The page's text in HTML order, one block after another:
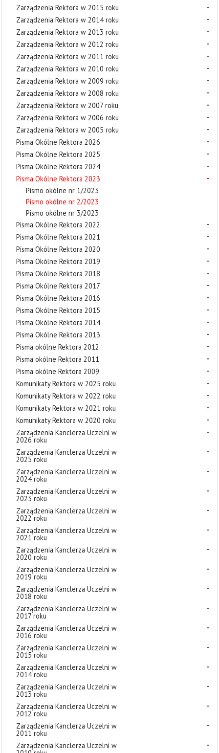
Zarządzenia Rektora w 2015 roku
Zarządzenia Rektora w 2014 roku
Zarządzenia Rektora w 2013 roku
Zarządzenia Rektora w 2012 roku
Zarządzenia Rektora w 2011 roku
Zarządzenia Rektora w 2010 roku
Zarządzenia Rektora w 2009 roku
Zarządzenia Rektora w 2008 roku
Zarządzenia Rektora w 2007 roku
Zarządzenia Rektora w 2006 roku
Zarządzenia Rektora w 2005 roku
Pisma Okólne Rektora 2026
Pisma Okólne Rektora 2025
Pisma Okólne Rektora 2024
Pisma Okólne Rektora 2023
Pismo okólne nr 1/2023
Pismo okólne nr 2/2023
Pismo okólne nr 3/2023
Pisma Okólne Rektora 2022
Pisma Okólne Rektora 2021
Pisma Okólne Rektora 2020
Pisma Okólne Rektora 2019
Pisma Okólne Rektora 2018
Pisma Okólne Rektora 2017
Pisma Okólne Rektora 2016
Pisma Okólne Rektora 2015
Pisma Okólne Rektora 2014
Pisma Okólne Rektora 2013
Pisma okólne Rektora 2012
Pisma okólne Rektora 2011
Pisma okólne Rektora 2009
Komunikaty Rektora w 2025 roku
Komunikaty Rektora w 2022 roku
Komunikaty Rektora w 2021 roku
Komunikaty Rektora w 2020 roku
Zarządzenia Kanclerza Uczelni w
2026 roku
Zarządzenia Kanclerza Uczelni w
2025 roku
Zarządzenia Kanclerza Uczelni w
2024 roku
Zarządzenia Kanclerza Uczelni w
2023 roku
Zarządzenia Kanclerza Uczelni w
2022 roku
Zarządzenia Kanclerza Uczelni w
2021 roku
Zarządzenia Kanclerza Uczelni w
2020 roku
Zarządzenia Kanclerza Uczelni w
2019 roku
Zarządzenia Kanclerza Uczelni w
2018 roku
Zarządzenia Kanclerza Uczelni w
2017 roku
Zarządzenia Kanclerza Uczelni w
2016 roku
Zarządzenia Kanclerza Uczelni w
2015 roku
Zarządzenia Kanclerza Uczelni w
2014 roku
Zarządzenia Kanclerza Uczelni w
2013 roku
Zarządzenia Kanclerza Uczelni w
2012 roku
Zarządzenia Kanclerza Uczelni w
2011 roku
Zarządzenia Kanclerza Uczelni w